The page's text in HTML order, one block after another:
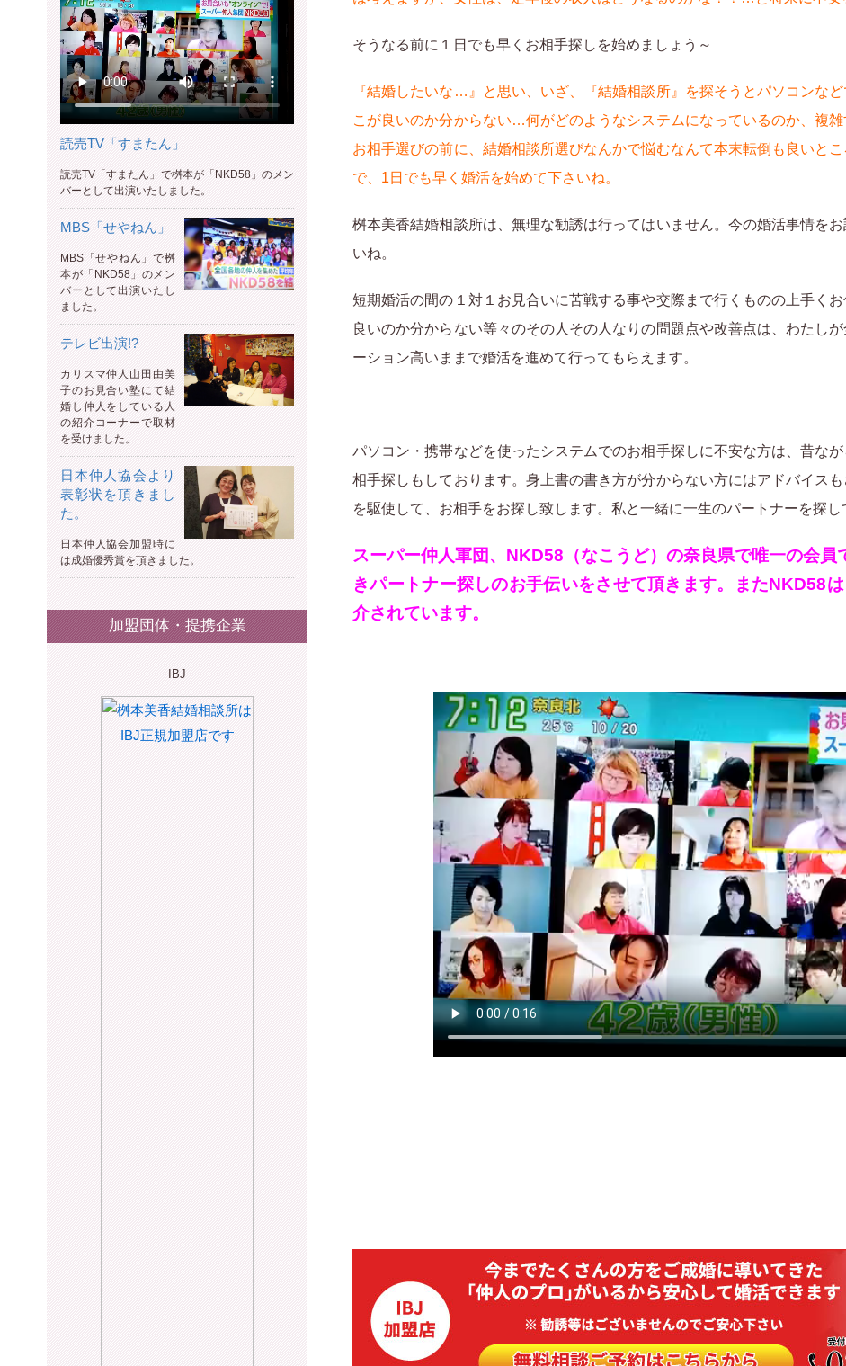
そうなる前に１日でも早くお相手探しを始めましょう～
『結婚したいな…』と思い、いざ、『結婚相談所』を探そうとパソコンな
こが良いのか分からない…何がどのようなシステムになっているのか、複
お相手選びの前に、結婚相談所選びなんかで悩むなんて本末転倒も良いと
で、1日でも早く婚活を始めて下さいね。
桝本美香結婚相談所は、無理な勧誘は行ってはいません。今の婚活事情を
いね。
短期婚活の間の１対１お見合いに苦戦する事や交際まで行くものの上手く
良いのか分からない等々のその人その人なりの問題点や改善点は、わたし
ーション高いままで婚活を進めて行ってもらえます。
パソコン・携帯などを使ったシステムでのお相手探しに不安な方は、昔な
相手探しもしております。身上書の書き方が分からない方にはアドバイス
を駆使して、お相手をお探し致します。私と一緒に一生のパートナーを探し
スーパー仲人軍団、NKD58（なこうど）の奈良県で唯一の会
きパートナー探しのお手伝いをさせて頂きます。またNKD58
介されています。
読売TV「すまたん」
読売TV「すまたん」で桝本が「NKD58」のメン
バーとして出演いたしました。
MBS「せやねん」
MBS「せやねん」で桝
本が「NKD58」のメン
バーとして出演いたし
ました。
テレビ出演!?
カリスマ仲人山田由美
子のお見合い塾にて結
婚し仲人をしている人
の紹介コーナーで取材
を受けました。
日本仲人協会より
表彰状を頂きまし
た。
日本仲人協会加盟時に
は成婚優秀賞を頂きました。
加盟団体・提携企業
IBJ